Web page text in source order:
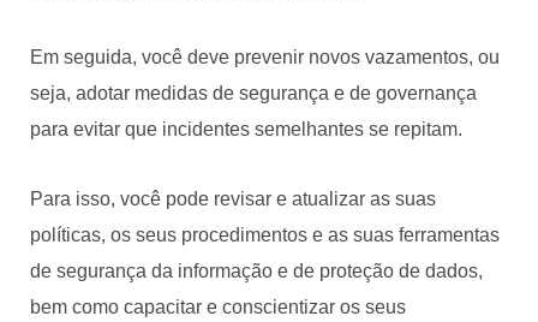
Em seguida, você deve prevenir novos vazamentos, ou
seja, adotar medidas de segurança e de governança
para evitar que incidentes semelhantes se repitam.
Para isso, você pode revisar e atualizar as suas
políticas, os seus procedimentos e as suas ferramentas
de segurança da informação e de proteção de dados,
bem como capacitar e conscientizar os seus